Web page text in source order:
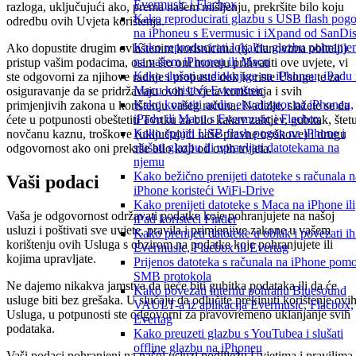
Evermusic i Flacbox
Kako reproducirati glazbu s USB flash
na iPhoneu s Evermusic i iXpand od
Kako reproducirati lokalnu glazbu
na vašem iPhoneu ili Macu
Kako slušati audioknjige na iPhoneu, iPadu
Macu koristeći Evermusic
Kako koristiti audio ekvalizator na iPhoneu,
iPadu ili Macu s Evermusic i Flacbox
Kako spojiti USB flash pogon na iPhone i
slušati glazbu ili upravljati datotekama na
njemu
Kako bežično prenijeti datoteke s računala
iPhone koristeći WiFi-Drive
Kako prenijeti datoteke s Maca na iPhone ili
iPad koristeći Finder
Kako prenijeti datoteke u oblak i povezati
Evermusic, Flacbox ili Evertag
Prijenos datoteka s računala na iPhone
SMB protokola
Kako povezati internu pohranu Bluesound
VAULT-a iz aplikacija Evermusic, Flacbox,
Evertag
Kako preuzeti glazbu s YouTubea i slušati
offline glazbu na iPhoneu
razloga, uključujući ako, prema našem mišljenju, prekršite bilo koju
odredbu ovih Uvjeta korištenja.
Ako dopustite drugim ovlaštenim korisnicima (tj. članovima obitelji)
pristup vašim podacima, osim što oni moraju prihvatiti ove uvjete, vi
ste odgovorni za njihove radnje i propuste dok koriste Usluge te za
osiguravanje da se pridržavaju ovih Uvjeta korištenja i svih
primjenjivih zakona u korištenju vašeg računa. Nadalje, slažete se da
ćete u potpunosti obeštetiti Tvrtku za bilo kakav zahtjev, gubitak,
novčanu kaznu, troškove (uključujući naše pravne troškove) i drugu
odgovornost ako oni prekrše bilo koji od ovih uvjeta.
Vaši podaci
Vaša je odgovornost održavati podatke koje pohranjujete na našoj
usluzi i poštivati sve uvjete, pravila i primjenjive zakone u vašem
korištenju ovih Usluga s obzirom na podatke koje pohranjujete ili
kojima upravljate.
Ne dajemo nikakva jamstva da neće biti gubitka podataka ili da će
usluge biti bez grešaka. U slučaju da odlučite prekinuti korištenje ovih
Usluga, u potpunosti ste odgovorni za pravovremeno uklanjanje svih
podataka.